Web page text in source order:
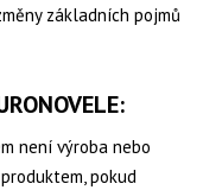
základních pojmů
není výroba nebo
pokud